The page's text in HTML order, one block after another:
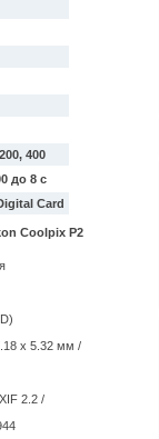
400
до 8 с
Card
Coolpix P2
x 5.32 мм /
2.2 /